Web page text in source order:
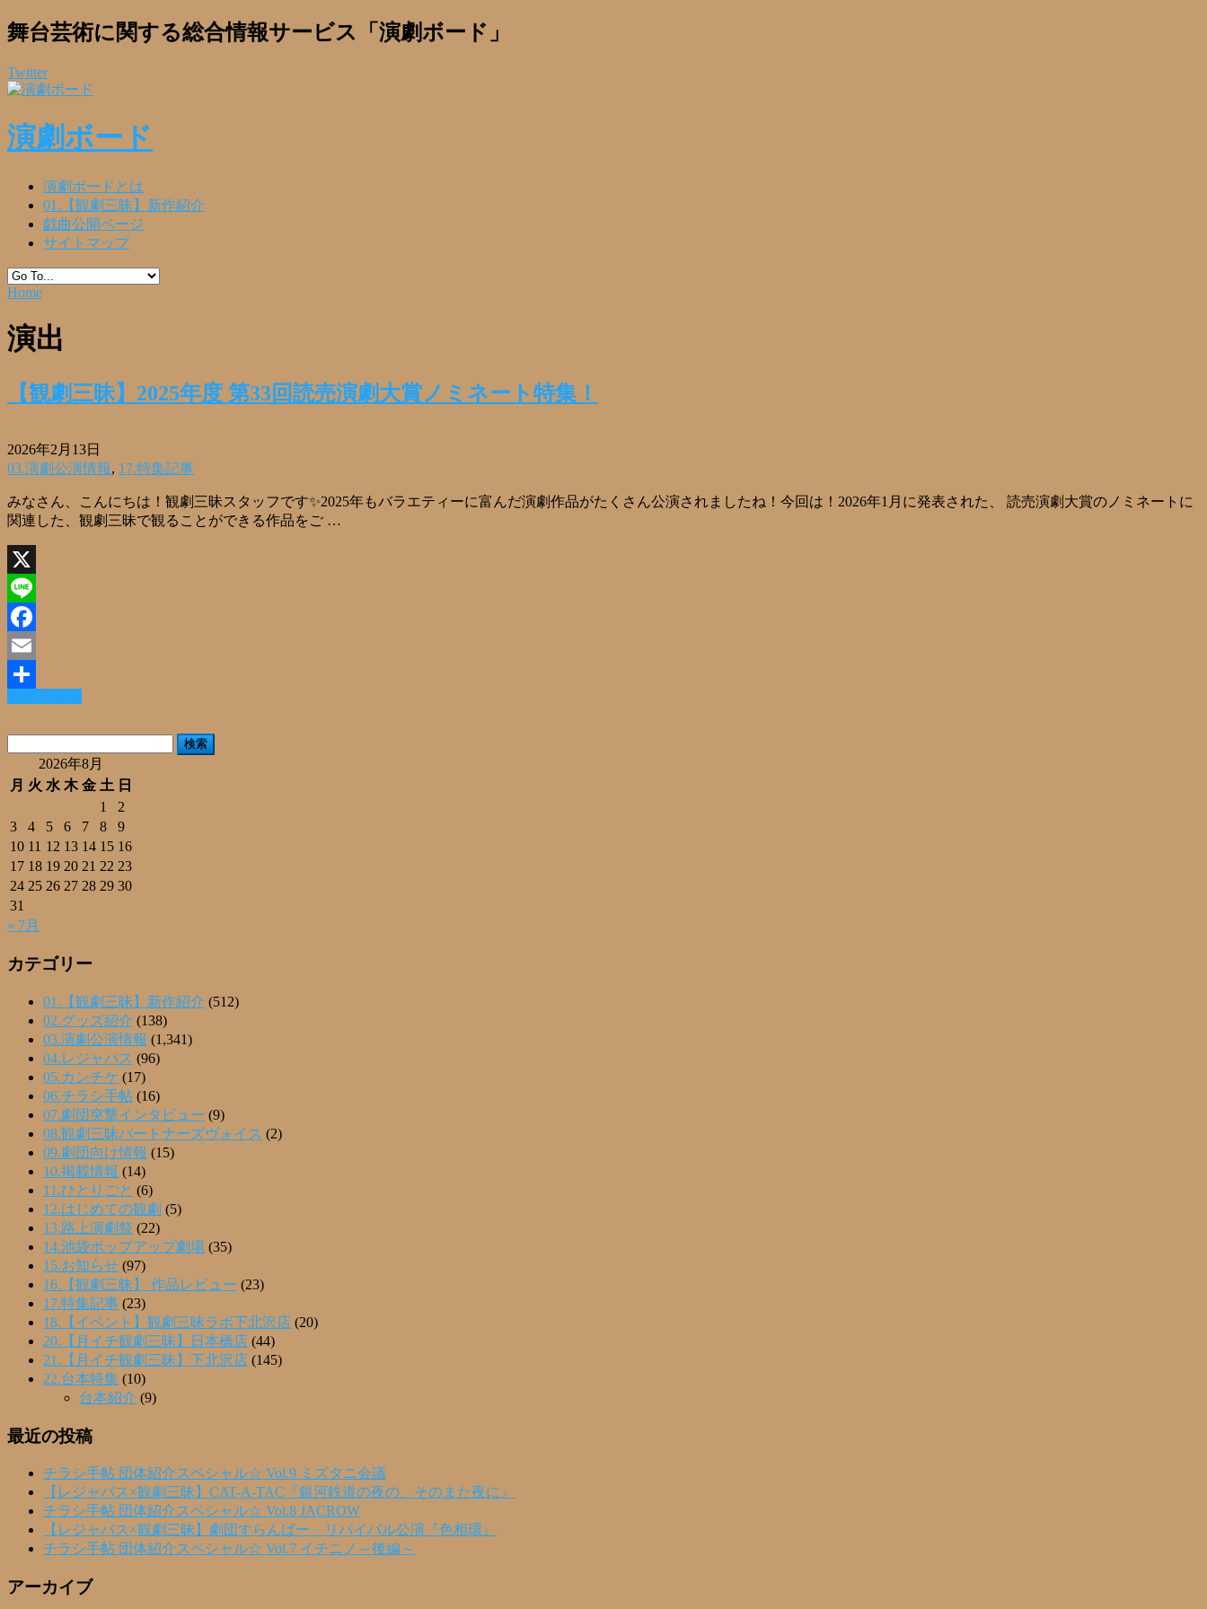
舞台芸術に関する総合情報サービス「演劇ボード」
Twitter
演劇ボード
演劇ボードとは
01.【観劇三昧】新作紹介
戯曲公開ページ
サイトマップ
Home
演出
【観劇三昧】2025年度 第33回読売演劇大賞ノミネート特集！
2026年2月13日
03.演劇公演情報, 17.特集記事
みなさん、こんにちは！観劇三昧スタッフです✨2025年もバラエティーに富んだ演劇作品がたくさん公演されましたね！今回は！2026年1月に発表された、 読売演劇大賞のノミネートに
関連した、観劇三昧で観ることができる作品をご …
X
Line
Facebook
Email
共
有
2026年8月
月 火 水 木 金 土 日
1
2
3
4 5 6 7 8
9
10 11 12 13 14 15 16
17 18 19 20 21 22 23
24 25 26 27 28 29 30
31
« 7月
カテゴリー
01.【観劇三昧】新作紹介 (512)
02.グッズ紹介 (138)
03.演劇公演情報 (1,341)
04.レジャパス (96)
05.カンチケ (17)
06.チラシ手帖 (16)
07.劇団突撃インタビュー (9)
08.観劇三昧パートナーズヴォイス (2)
09.劇団向け情報 (15)
10.掲載情報 (14)
11.ひとりごと (6)
12.はじめての観劇 (5)
13.路上演劇祭 (22)
14.池袋ポップアップ劇場 (35)
15.お知らせ (97)
16.【観劇三昧】 作品レビュー (23)
17.特集記事 (23)
18.【イベント】観劇三昧ラボ下北沢店 (20)
20.【月イチ観劇三昧】日本橋店 (44)
21.【月イチ観劇三昧】下北沢店 (145)
22.台本特集 (10)
台本紹介 (9)
最近の投稿
チラシ手帖 団体紹介スペシャル☆ Vol.9 ミズタニ会議
【レジャパス×観劇三昧】CAT-A-TAC『銀河鉄道の夜の、そのまた夜に』
チラシ手帖 団体紹介スペシャル☆ Vol.8 JACROW
【レジャパス×観劇三昧】劇団すらんばー リバイバル公演『色相環』
チラシ手帖 団体紹介スペシャル☆ Vol.7 イチニノ～後編～
アーカイブ